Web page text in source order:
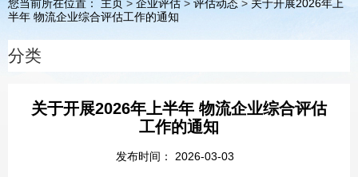
您当前所在位置： 主页 > 企业评估 > 评估动态 > 关于开展2026年上
半年 物流企业综合评估工作的通知
分类
关于开展2026年上半年 物流企业综合评估
工作的通知
发布时间： 2026-03-03